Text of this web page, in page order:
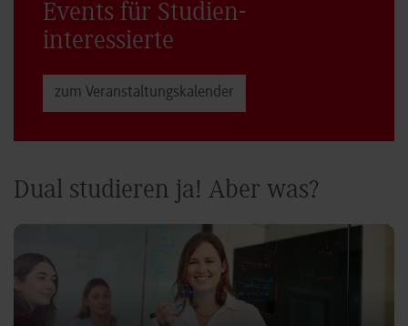
Events für Studien­
interessierte
zum Veranstaltungs­kalender
Dual studieren ja! Aber was?